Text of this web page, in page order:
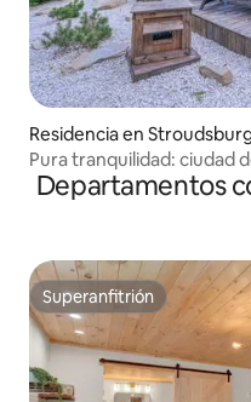
Residencia en
Pura tranquilidad: ciudad
/ 4 acres
Departamentos
Superanfitrión
Superanfitrión